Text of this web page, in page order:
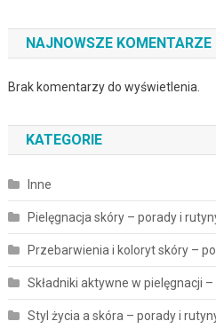
NAJNOWSZE KOMENTARZE
Brak komentarzy do wyświetlenia.
KATEGORIE
Inne
Pielęgnacja skóry – porady i
Przebarwienia i koloryt skóry –
Składniki aktywne w pielęgnacji
Styl życia a skóra – porady i